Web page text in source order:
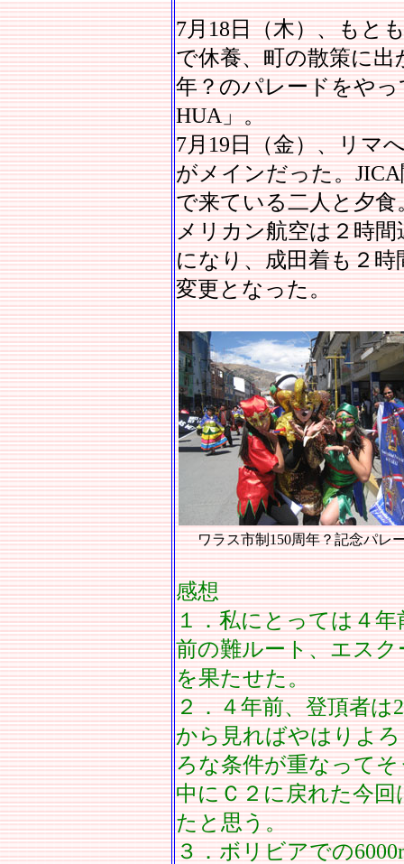
7月18日（木）、もと
で休養、町の散策に出
年？のパレードをや
HUA」。
7月19日（金）、リマ
がメインだった。
で来ている二人と夕食
メリカン航空は２時
になり、成田着も２時
変更となった。
ワラス市制150周年？記念パレ
感想
１．私にとっては４
前の難ルート、エス
を果たせた。
２．４年前、登頂者は
から見ればやはりよ
ろな条件が重なって
中にＣ２に戻れた今
たと思う。
３．ボリビアでの